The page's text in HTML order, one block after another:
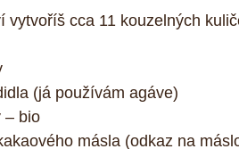
vytvoříš cca 11 kouzelných
(já používám agáve)
– bio
másla (odkaz na